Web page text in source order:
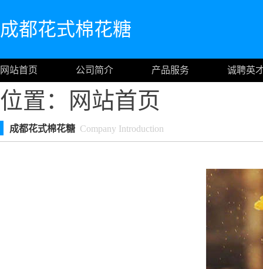
成都花式棉花糖
网站首页 公司简介 产品服务 诚聘英
位置： 网站首页
成都花式棉花糖 Company Introduction